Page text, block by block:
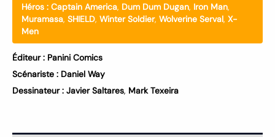
Héros : Captain America, Dum Dum Dugan, Iron Man,
Muramasa, SHIELD, Winter Soldier, Wolverine Serval, X-
Men
Éditeur : Panini Comics
Scénariste : Daniel Way
Dessinateur : Javier Saltares, Mark Texeira